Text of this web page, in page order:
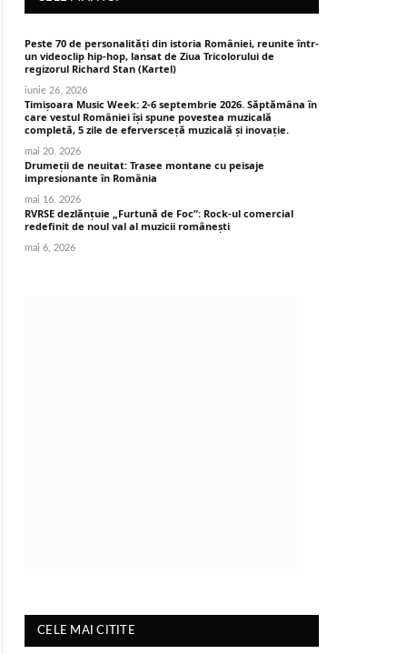
Peste 70 de personalități din istoria României, reunite într-
un videoclip hip-hop, lansat de Ziua Tricolorului de
regizorul Richard Stan (Kartel)
iunie 26, 2026
Timișoara Music Week: 2-6 septembrie 2026. Săptămâna în
care vestul României își spune povestea muzicală
completă, 5 zile de eferversceță muzicală și inovație.
mai 20, 2026
Drumeții de neuitat: Trasee montane cu peisaje
impresionante în România
mai 16, 2026
RVRSE dezlănțuie „Furtună de Foc”: Rock-ul comercial
redefinit de noul val al muzicii românești
mai 6, 2026
CELE MAI CITITE